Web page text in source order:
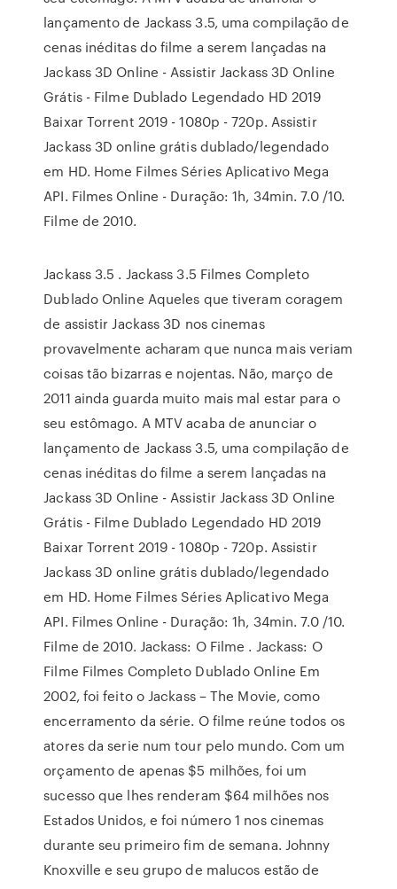
lançamento de Jackass 3.5, uma compilação de
cenas inéditas do filme a serem lançadas na
Jackass 3D Online - Assistir Jackass 3D Online
Grátis - Filme Dublado Legendado HD 2019
Baixar Torrent 2019 - 1080p - 720p. Assistir
Jackass 3D online grátis dublado/legendado
em HD. Home Filmes Séries Aplicativo Mega
API. Filmes Online - Duração: 1h, 34min. 7.0 /10.
Filme de 2010.
Jackass 3.5 . Jackass 3.5 Filmes Completo
Dublado Online Aqueles que tiveram coragem
de assistir Jackass 3D nos cinemas
provavelmente acharam que nunca mais veriam
coisas tão bizarras e nojentas. Não, março de
2011 ainda guarda muito mais mal estar para o
seu estômago. A MTV acaba de anunciar o
lançamento de Jackass 3.5, uma compilação de
cenas inéditas do filme a serem lançadas na
Jackass 3D Online - Assistir Jackass 3D Online
Grátis - Filme Dublado Legendado HD 2019
Baixar Torrent 2019 - 1080p - 720p. Assistir
Jackass 3D online grátis dublado/legendado
em HD. Home Filmes Séries Aplicativo Mega
API. Filmes Online - Duração: 1h, 34min. 7.0 /10.
Filme de 2010. Jackass: O Filme . Jackass: O
Filme Filmes Completo Dublado Online Em
2002, foi feito o Jackass – The Movie, como
encerramento da série. O filme reúne todos os
atores da serie num tour pelo mundo. Com um
orçamento de apenas $5 milhões, foi um
sucesso que lhes renderam $64 milhões nos
Estados Unidos, e foi número 1 nos cinemas
durante seu primeiro fim de semana. Johnny
Knoxville e seu grupo de malucos estão de